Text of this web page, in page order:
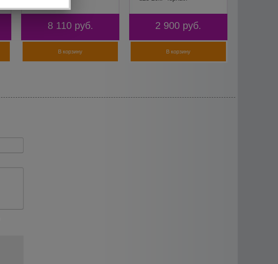
8 110 руб.
В корзину
2 900 руб.
В корзину